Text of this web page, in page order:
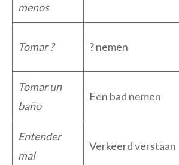
menos
Tomar ? ? nemen
Tomar un
baño
Een bad nemen
Entender
mal
Verkeerd verstaan